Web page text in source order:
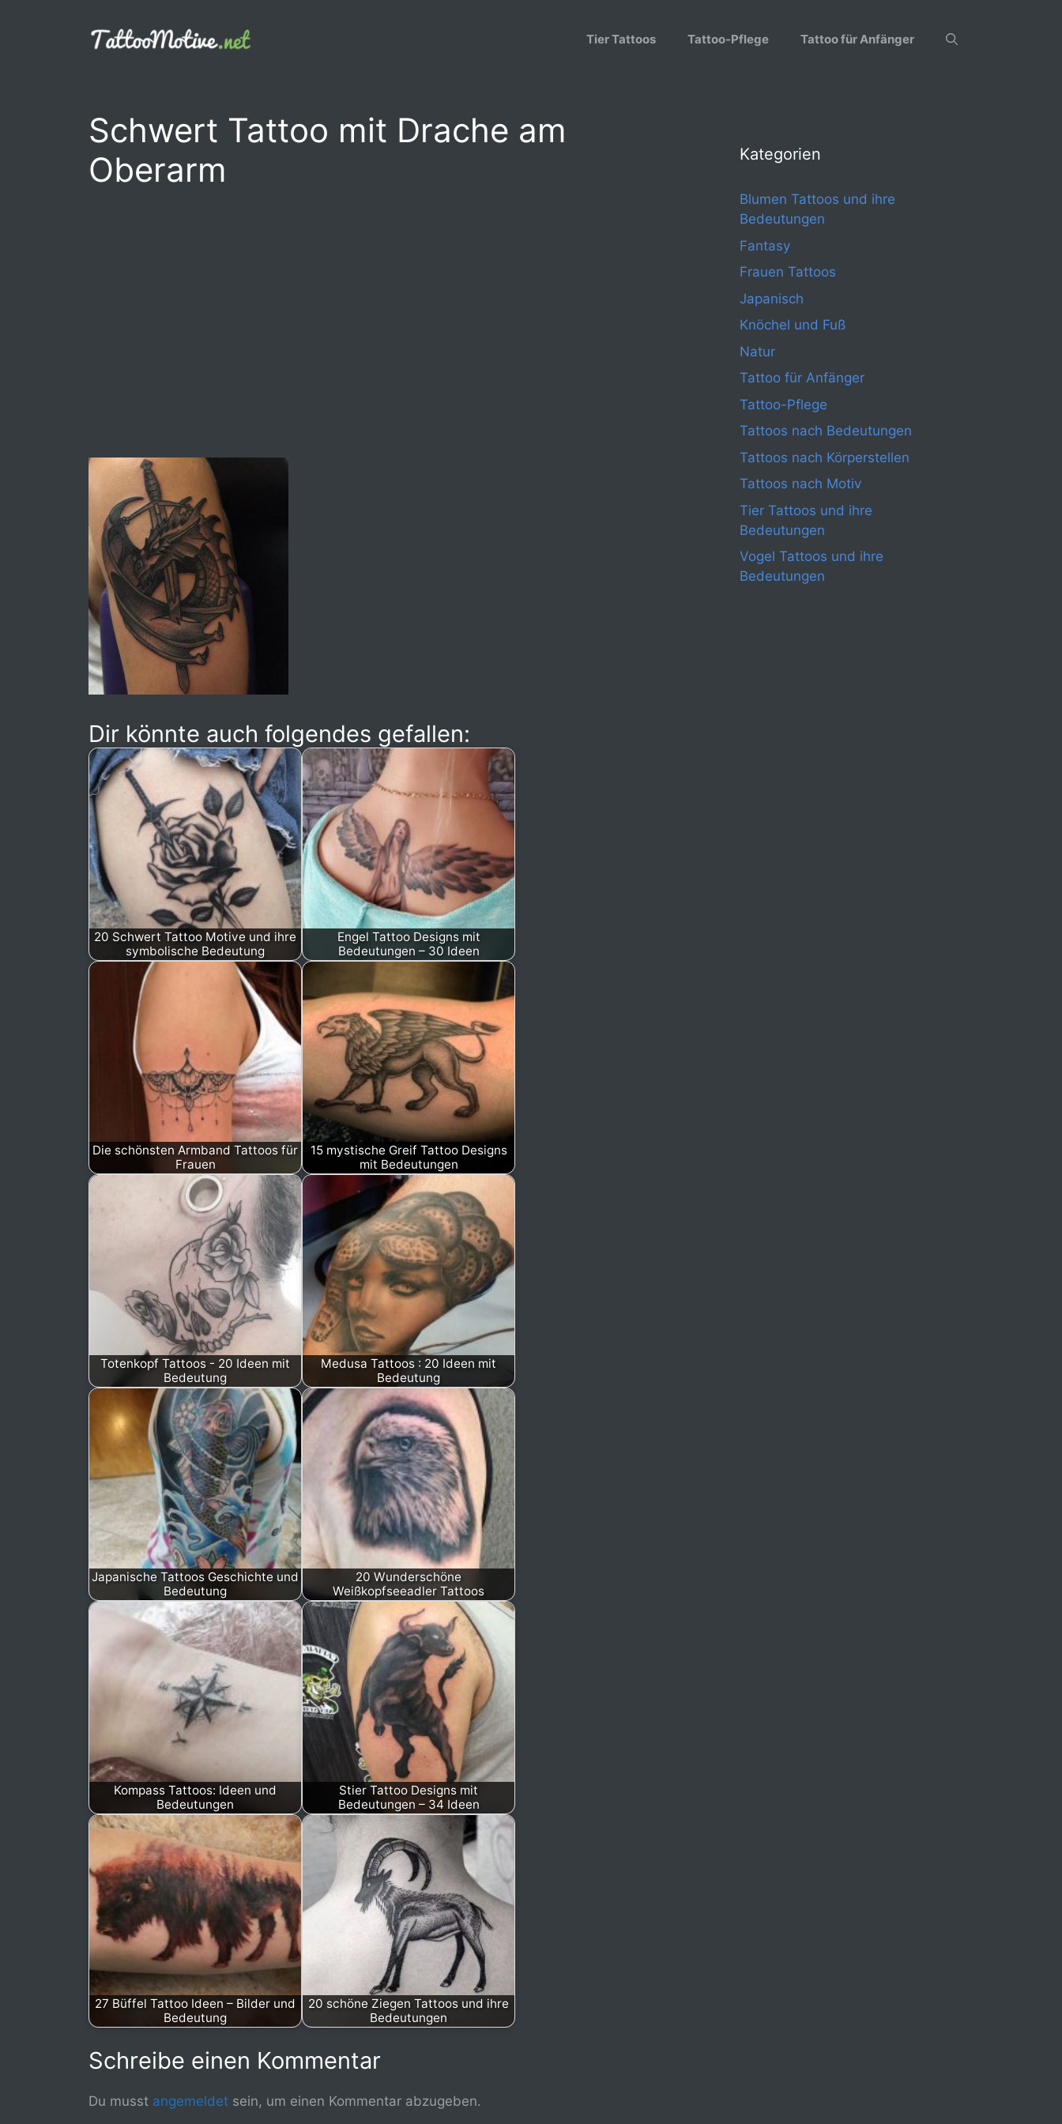
Tier Tattoos Tattoo-Pflege Tattoo für Anfänger
Schwert Tattoo mit Drache am
Oberarm
Dir könnte auch folgendes gefallen:
20 Schwert Tattoo Motive und ihre
symbolische Bedeutung
Engel Tattoo Designs mit
Bedeutungen – 30 Ideen
Die schönsten Armband Tattoos für
Frauen
15 mystische Greif Tattoo Designs
mit Bedeutungen
Totenkopf Tattoos - 20 Ideen mit
Bedeutung
Medusa Tattoos : 20 Ideen mit
Bedeutung
Japanische Tattoos Geschichte und
Bedeutung
20 Wunderschöne
Weißkopfseeadler Tattoos
Kompass Tattoos: Ideen und
Bedeutungen
Stier Tattoo Designs mit
Bedeutungen – 34 Ideen
27 Büffel Tattoo Ideen – Bilder und
Bedeutung
20 schöne Ziegen Tattoos und ihre
Bedeutungen
Schreibe einen Kommentar
Du musst angemeldet sein, um einen Kommentar abzugeben.
Kategorien
Blumen Tattoos und ihre
Bedeutungen
Fantasy
Frauen Tattoos
Japanisch
Knöchel und Fuß
Natur
Tattoo für Anfänger
Tattoo-Pflege
Tattoos nach Bedeutungen
Tattoos nach Körperstellen
Tattoos nach Motiv
Tier Tattoos und ihre
Bedeutungen
Vogel Tattoos und ihre
Bedeutungen